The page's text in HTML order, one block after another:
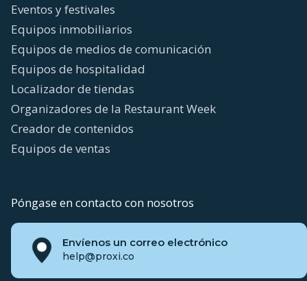
Eventos y festivales
Equipos inmobiliarios
Equipos de medios de comunicación
Equipos de hospitalidad
Localizador de tiendas
Organizadores de la Restaurant Week
Creador de contenidos
Equipos de ventas
Póngase en contacto con nosotros
Envíenos un correo electrónico
help@proxi.co